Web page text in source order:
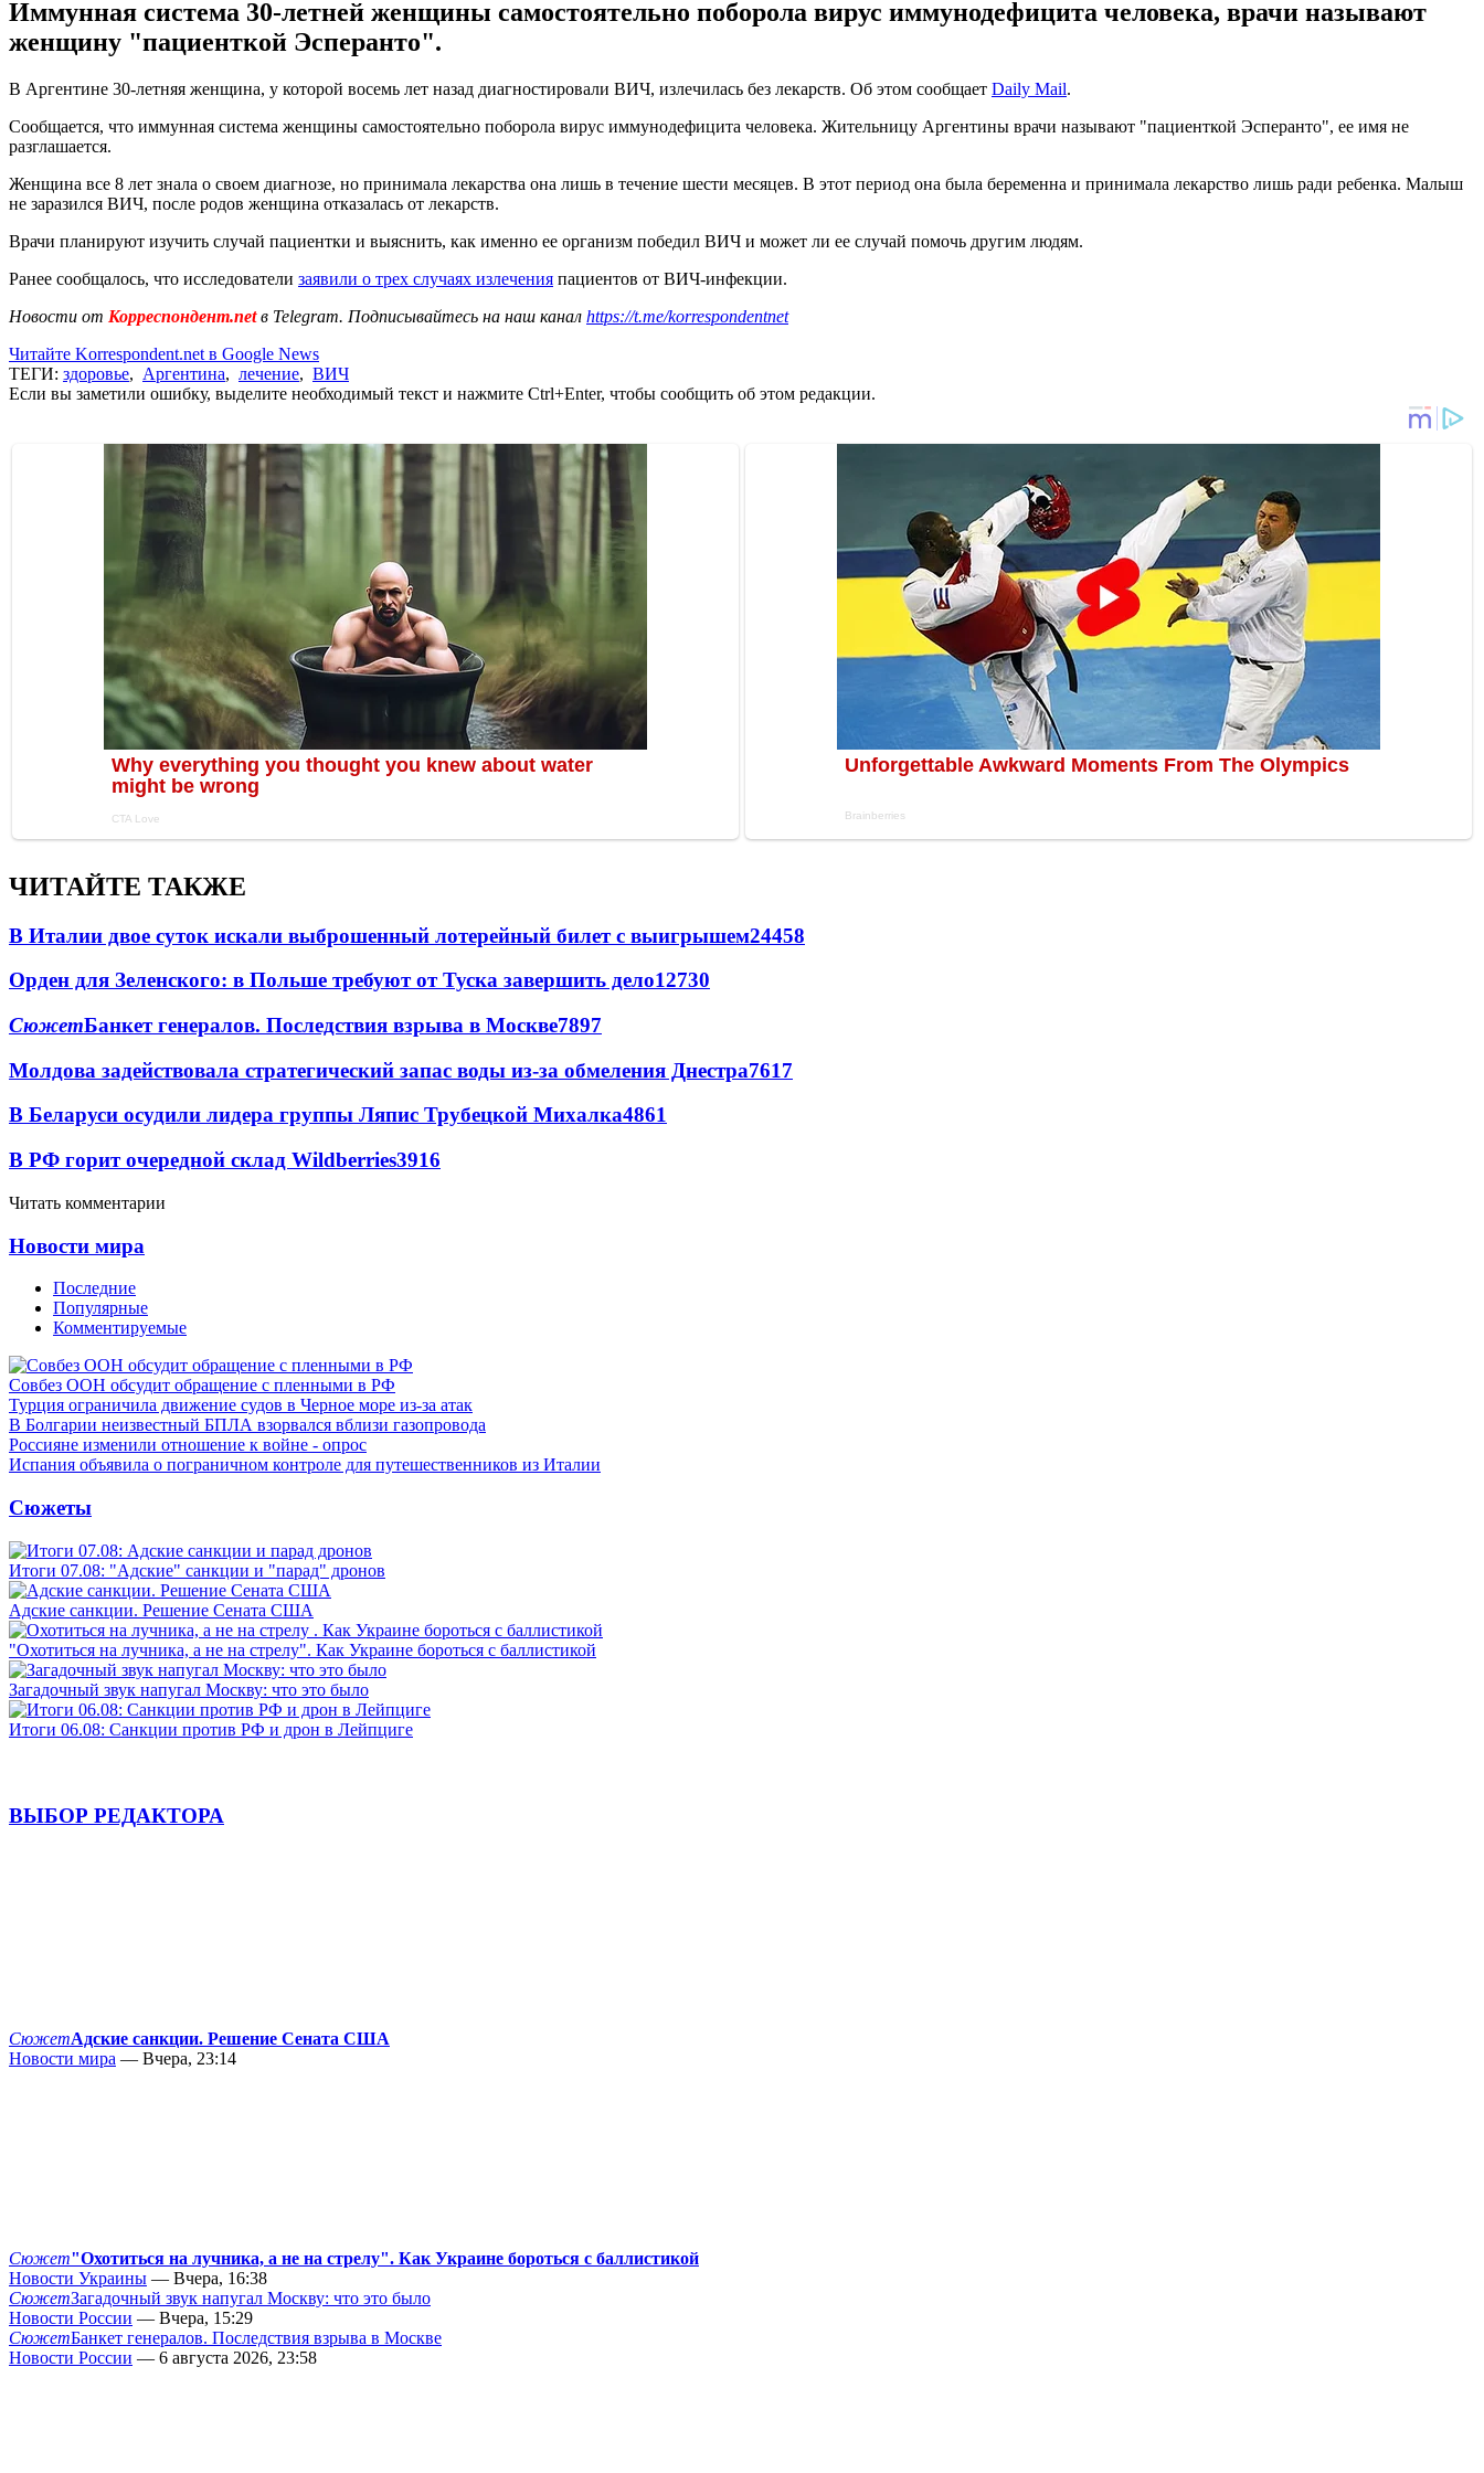
Иммунная система 30-летней женщины самостоятельно поборола вирус иммунодефицита человека, врачи называют
женщину "пациенткой Эсперанто".
В Аргентине 30-летняя женщина, у которой восемь лет назад диагностировали ВИЧ, излечилась без лекарств. Об этом сообщает Daily Mail.
Сообщается, что иммунная система женщины самостоятельно поборола вирус иммунодефицита человека. Жительницу Аргентины врачи называют "пациенткой Эсперанто", ее имя не
разглашается.
Женщина все 8 лет знала о своем диагнозе, но принимала лекарства она лишь в течение шести месяцев. В этот период она была беременна и принимала лекарство лишь ради ребенка. Малыш
не заразился ВИЧ, после родов женщина отказалась от лекарств.
Врачи планируют изучить случай пациентки и выяснить, как именно ее организм победил ВИЧ и может ли ее случай помочь другим людям.
Ранее сообщалось, что исследователи заявили о трех случаях излечения пациентов от ВИЧ-инфекции.
Новости от Корреспондент.netв Telegram. Подписывайтесь на наш канал https://t.me/korrespondentnet
Читайте Korrespondent.net в Google News
ТЕГИ: здоровье, Аргентина, лечение, ВИЧ
Если вы заметили ошибку, выделите необходимый текст и нажмите Ctrl+Enter, чтобы сообщить об этом редакции.
ЧИТАЙТЕ ТАКЖЕ
В Италии двое суток искали выброшенный лотерейный билет с выигрышем24458
Орден для Зеленского: в Польше требуют от Туска завершить дело12730
СюжетБанкет генералов. Последствия взрыва в Москве7897
Молдова задействовала стратегический запас воды из-за обмеления Днестра7617
В Беларуси осудили лидера группы Ляпис Трубецкой Михалка4861
В РФ горит очередной склад Wildberries3916
Читать комментарии
Новости мира
Последние
Популярные
Комментируемые
Совбез ООН обсудит обращение с пленными в РФ
Турция ограничила движение судов в Черное море из-за атак
В Болгарии неизвестный БПЛА взорвался вблизи газопровода
Россияне изменили отношение к войне - опрос
Испания объявила о пограничном контроле для путешественников из Италии
Сюжеты
Итоги 07.08: "Адские" санкции и "парад" дронов
Адские санкции. Решение Сената США
"Охотиться на лучника, а не на стрелу". Как Украине бороться с баллистикой
Загадочный звук напугал Москву: что это было
Итоги 06.08: Санкции против РФ и дрон в Лейпциге
ВЫБОР РЕДАКТОРА
СюжетАдские санкции. Решение Сената США
Новости мира — Вчера, 23:14
Сюжет"Охотиться на лучника, а не на стрелу". Как Украине бороться с баллистикой
Новости Украины — Вчера, 16:38
СюжетЗагадочный звук напугал Москву: что это было
Новости России — Вчера, 15:29
СюжетБанкет генералов. Последствия взрыва в Москве
Новости России — 6 августа 2026, 23:58